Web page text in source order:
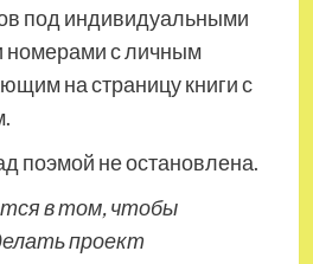
под индивидуальными
номерами с личным
на страницу книги с
поэмой не остановлена.
в том, чтобы
проект